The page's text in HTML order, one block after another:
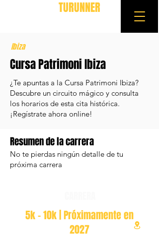
TURUNNER
Ibiza
Cursa Patrimoni Ibiza
¿Te apuntas a la Cursa Patrimoni Ibiza?
Descubre un circuito mágico y consulta
los horarios de esta cita histórica.
¡Regístrate ahora online!
Resumen de la carrera
No te pierdas ningún detalle de tu
próxima carrera
5k - 10k | Próximamente en
2027